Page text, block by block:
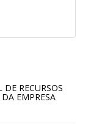
RECURSOS
EMPRESA